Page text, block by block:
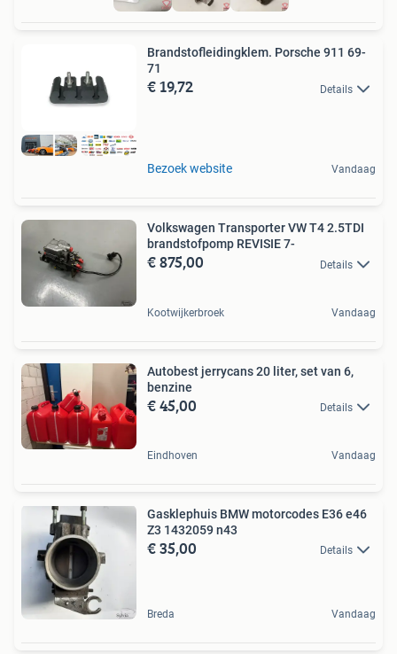
Brandstofleidingklem. Porsche 911 69-
71
€ 19,72 Details
Bezoek website Vandaag
Volkswagen Transporter VW T4 2.5TDI
brandstofpomp REVISIE 7-
€ 875,00 Details
Kootwijkerbroek Vandaag
Autobest jerrycans 20 liter, set van 6,
benzine
€ 45,00 Details
Eindhoven Vandaag
Gasklephuis BMW motorcodes E36 e46
Z3 1432059 n43
€ 35,00 Details
Breda Vandaag